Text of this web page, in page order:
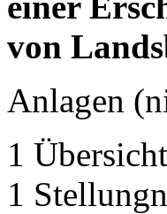
von
Anlagen
1
1